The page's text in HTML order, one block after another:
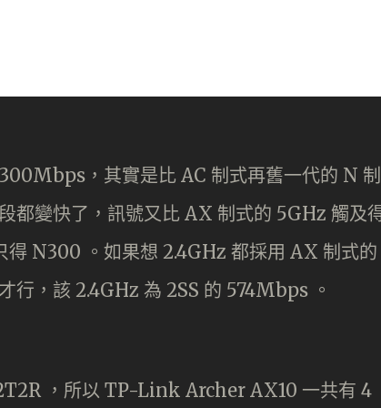
，其實是比 AC 制式再舊一代的 N 制
都變快了，訊號又比 AX 制式的 5GHz 觸及
N300 。如果想 2.4GHz 都採用 AX 制式的
，該 2.4GHz 為 2SS 的 574Mbps 。
，所以 TP-Link Archer AX10 一共有 4